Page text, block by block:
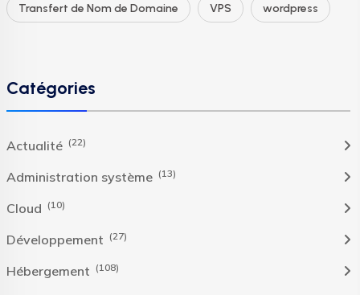
Transfert de Nom de Domaine VPS wordpress
Catégories
Actualité (22)
Administration système (13)
Cloud (10)
Développement (27)
Hébergement (108)